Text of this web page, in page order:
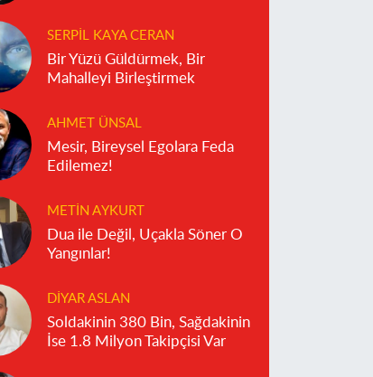
SERPIL KAYA CERAN
Bir Yüzü Güldürmek, Bir
Mahalleyi Birleştirmek
AHMET ÜNSAL
Mesir, Bireysel Egolara Feda
Edilemez!
METIN AYKURT
Dua ile Değil, Uçakla Söner O
Yangınlar!
DIYAR ASLAN
Soldakinin 380 Bin, Sağdakinin
İse 1.8 Milyon Takipçisi Var